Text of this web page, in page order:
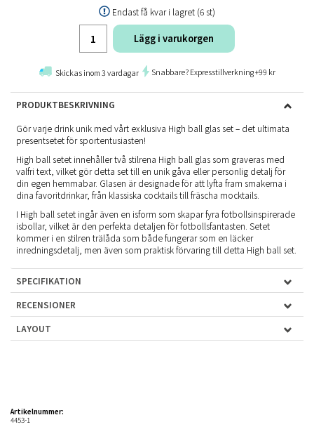
Endast få kvar i lagret (6 st)
Lägg i varukorgen
Skickas inom 3 vardagar Snabbare? Expresstillverkning +99 kr
PRODUKTBESKRIVNING
Gör varje drink unik med vårt exklusiva High ball glas set – det ultimata
presentsetet för sportentusiasten!
High ball setet innehåller två stilrena High ball glas som graveras med
valfri text, vilket gör detta set till en unik gåva eller personlig detalj för
din egen hemmabar. Glasen är designade för att lyfta fram smakerna i
dina favoritdrinkar, från klassiska cocktails till fräscha mocktails.
I High ball setet ingår även en isform som skapar fyra fotbollsinspirerade
isbollar, vilket är den perfekta detaljen för fotbollsfantasten. Setet
kommer i en stilren trälåda som både fungerar som en läcker
inredningsdetalj, men även som praktisk förvaring till detta High ball set.
SPECIFIKATION
RECENSIONER
LAYOUT
Artikelnummer:
4453-1